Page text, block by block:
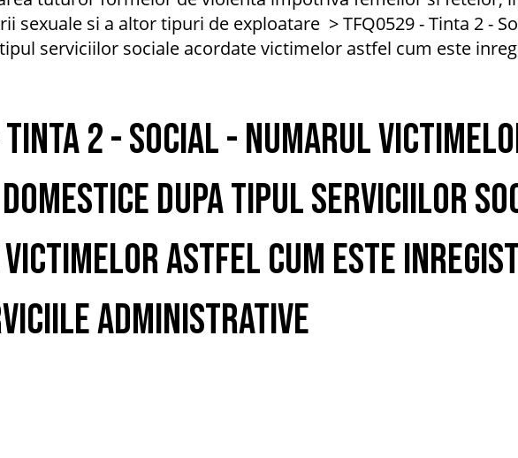
sexuale si a altor tipuri de exploatare
TFQ0529 - Tinta 2 -
serviciilor sociale acordate victimelor astfel cum este
Tinta 2 - Social - Numarul
dupa tipul serviciilor
astfel cum este
administrative